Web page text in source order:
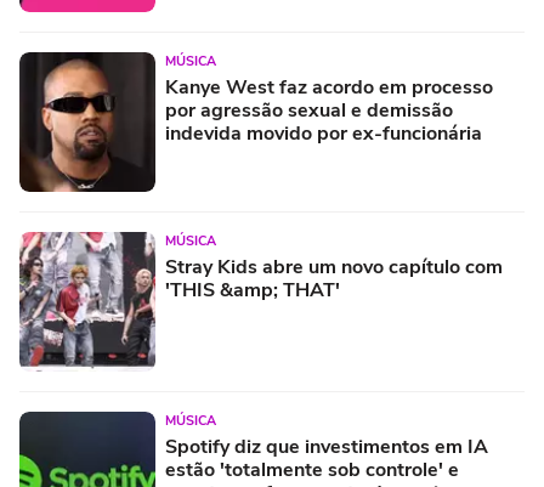
MÚSICA
Kanye West faz acordo em processo
por agressão sexual e demissão
indevida movido por ex-funcionária
MÚSICA
Stray Kids abre um novo capítulo com
'THIS &amp; THAT'
MÚSICA
Spotify diz que investimentos em IA
estão 'totalmente sob controle' e